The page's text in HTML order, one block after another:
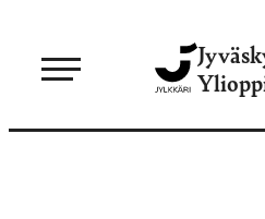
sisältöön